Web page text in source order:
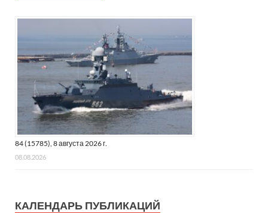
84 (15785), 8 августа 2026 г.
08.08.2026
КАЛЕНДАРЬ ПУБЛИКАЦИЙ